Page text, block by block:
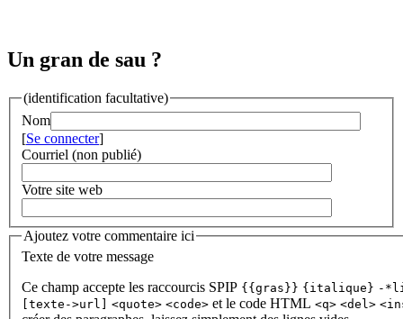
Un gran de sau ?
(identification facultative)
Nom
[Se connecter]
Courriel (non publié)
Votre site web
Ajoutez votre commentaire ici
Texte de votre message
Ce champ accepte les raccourcis SPIP {{gras}} {italique} -
[texte->url]
<quote> <code> et le code HTML <q> <del>